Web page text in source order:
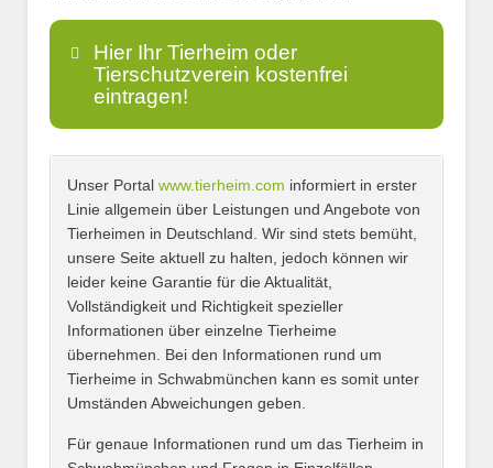
Hier Ihr Tierheim oder
Tierschutzverein kostenfrei
eintragen!
Name*
E-Mail*
Name des Tierheims*
Unser Portal www.tierheim.com informiert in erster
Linie allgemein über Leistungen und Angebote von
Tierheimen in Deutschland. Wir sind stets bemüht,
unsere Seite aktuell zu halten, jedoch können wir
leider keine Garantie für die Aktualität,
Vollständigkeit und Richtigkeit spezieller
Informationen über einzelne Tierheime
übernehmen. Bei den Informationen rund um
Tierheime in Schwabmünchen kann es somit unter
Umständen Abweichungen geben.
Für genaue Informationen rund um das Tierheim in